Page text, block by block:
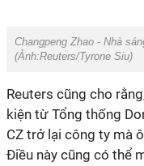
Changpeng Zhao - Nhà
(Ảnh:Reuters/Tyrone Siu)
Reuters cũng cho
kiện từ Tổng thống
CZ trở lại công ty mà
Điều này cũng có thể